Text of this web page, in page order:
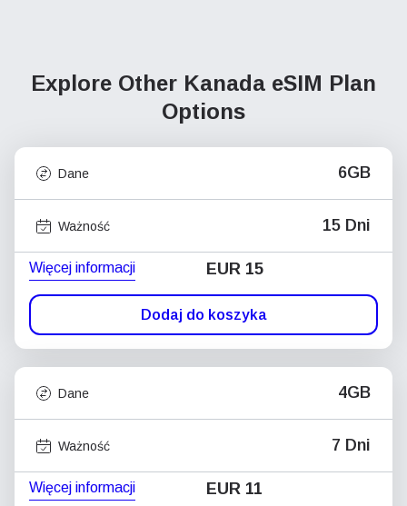
Explore Other Kanada eSIM Plan
Options
Dane 6GB
Ważność 15 Dni
Więcej informacji EUR 15
Dodaj do koszyka
Dane 4GB
Ważność 7 Dni
Więcej informacji EUR 11